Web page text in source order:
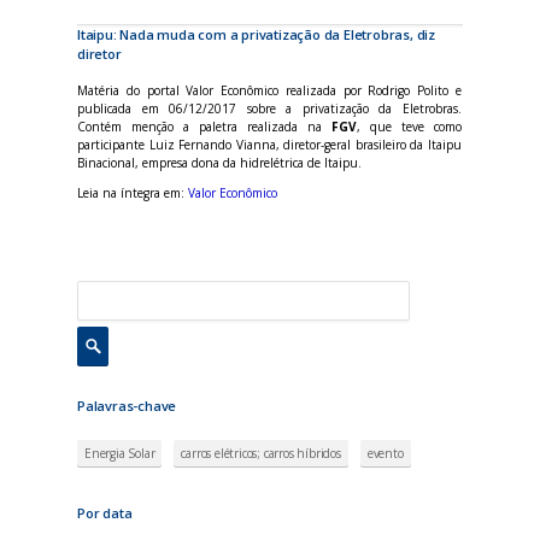
g
i
a
Itaipu: Nada muda com a privatização da Eletrobras, diz
diretor
Matéria do portal Valor Econômico realizada por Rodrigo Polito e
publicada em 06/12/2017 sobre a privatização da Eletrobras.
Contém menção a paletra realizada na FGV, que teve como
participante Luiz Fernando Vianna, diretor-geral brasileiro da Itaipu
Binacional, empresa dona da hidrelétrica de Itaipu.
Leia na íntegra em: Valor Econômico
Palavras-chave
Energia Solar carros elétricos; carros híbridos evento
Por data